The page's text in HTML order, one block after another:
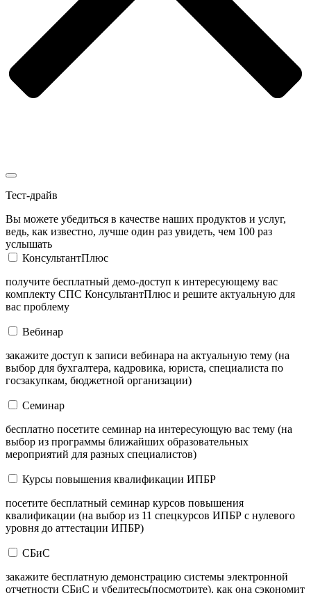
Тест-драйв
Вы можете убедиться в качестве наших продуктов и услуг,
ведь, как известно, лучше один раз увидеть, чем 100 раз
услышать
КонсультантПлюс
получите бесплатный демо-доступ к интересующему вас
комплекту СПС КонсультантПлюс и решите актуальную для
вас проблему
Вебинар
закажите доступ к записи вебинара на актуальную тему (на
выбор для бухгалтера, кадровика, юриста, специалиста по
госзакупкам, бюджетной организации)
Семинар
бесплатно посетите семинар на интересующую вас тему (на
выбор из программы ближайших образовательных
мероприятий для разных специалистов)
Курсы повышения квалификации ИПБР
посетите бесплатный семинар курсов повышения
квалификации (на выбор из 11 спецкурсов ИПБР с нулевого
уровня до аттестации ИПБР)
СБиС
закажите бесплатную демонстрацию системы электронной
отчетности СБиС и убедитесь(посмотрите), как она сэкономит